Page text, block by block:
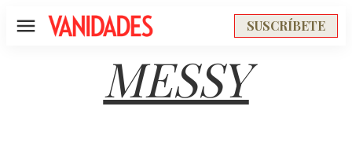
Menú SUSCRÍBETE
MESSY